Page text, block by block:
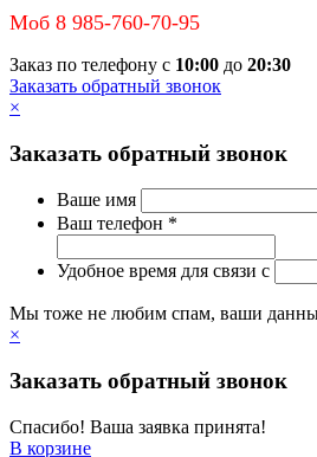
Моб 8 985-760-70-95
Заказ по телефону с 10:00 до 20:30
Заказать обратный звонок
×
Заказать обратный звонок
Ваше имя
Ваш телефон *
Удобное время для связи c
Мы тоже не любим спам, ваши данные
×
Заказать обратный звонок
Спасибо! Ваша заявка принята!
В корзине